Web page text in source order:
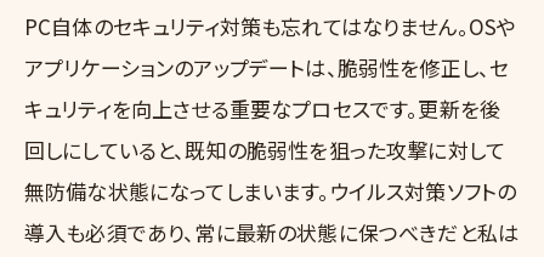
PC自体のセキュリティ対策も忘れてはなりません。OSや
アプリケーションのアップデートは、脆弱性を修正し、セ
キュリティを向上させる重要なプロセスです。更新を後
回しにしていると、既知の脆弱性を狙った攻撃に対して
無防備な状態になってしまいます。ウイルス対策ソフトの
導入も必須であり、常に最新の状態に保つべきだと私は